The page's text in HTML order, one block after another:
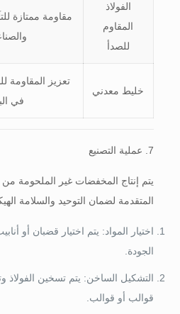
الفولاذ
المقاوم
للصدأ
مقاومة ممتازة
خليط معدني
تعزيز المقاومة
في
7. عملية التصنيع
يتم إنتاج المخفضات غير الملحومة من
المتقدمة لضمان التوحيد والسلامة
اختيار المواد: يتم اختيار قضبان أو
الجودة.
التشكيل الساخن: يتم تسخين الفولاذ
قوالب أو قوالب.